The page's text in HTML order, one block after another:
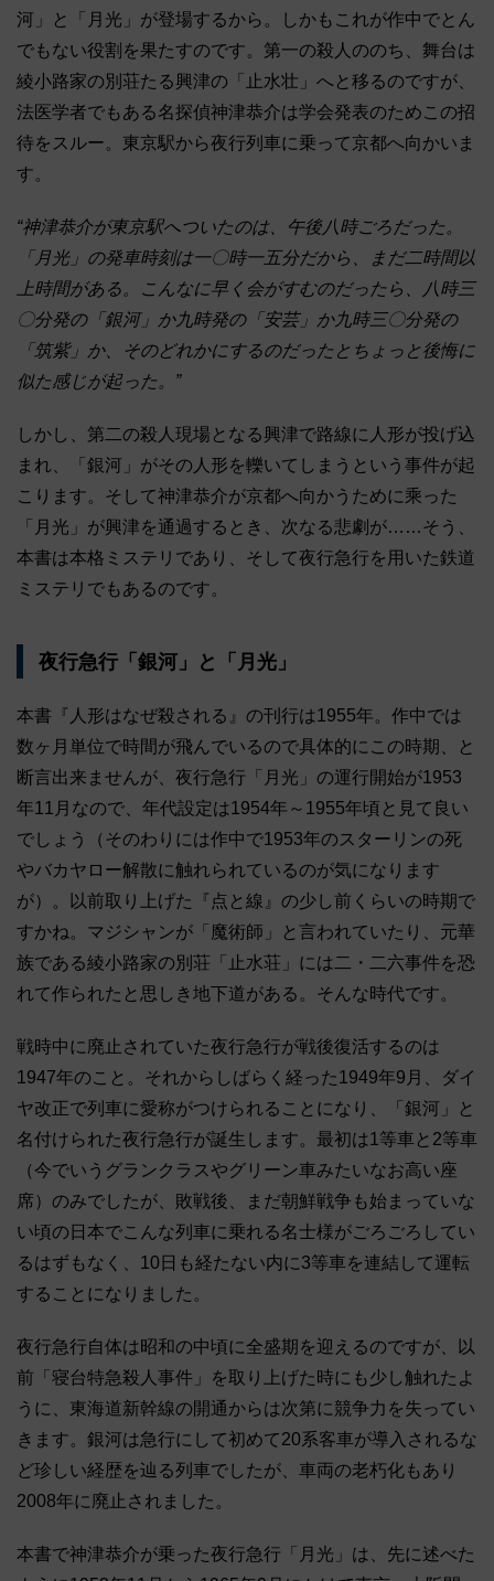
河」と「月光」が登場するから。しかもこれが作中でとん
でもない役割を果たすのです。第一の殺人ののち、舞台は
綾小路家の別荘たる興津の「止水壮」へと移るのですが、
法医学者でもある名探偵神津恭介は学会発表のためこの招
待をスルー。東京駅から夜行列車に乗って京都へ向かいま
す。
“神津恭介が東京駅へついたのは、午後八時ごろだった。
「月光」の発車時刻は一〇時一五分だから、まだ二時間以
上時間がある。こんなに早く会がすむのだったら、八時三
〇分発の「銀河」か九時発の「安芸」か九時三〇分発の
「筑紫」か、そのどれかにするのだったとちょっと後悔に
似た感じが起った。”
しかし、第二の殺人現場となる興津で路線に人形が投げ込
まれ、「銀河」がその人形を轢いてしまうという事件が起
こります。そして神津恭介が京都へ向かうために乘った
「月光」が興津を通過するとき、次なる悲劇が……そう、
本書は本格ミステリであり、そして夜行急行を用いた鉄道
ミステリでもあるのです。
夜行急行「銀河」と「月光」
本書『人形はなぜ殺される』の刊行は1955年。作中では
数ヶ月単位で時間が飛んでいるので具体的にこの時期、と
断言出来ませんが、夜行急行「月光」の運行開始が1953
年11月なので、年代設定は1954年～1955年頃と見て良い
でしょう（そのわりには作中で1953年のスターリンの死
やバカヤロー解散に触れられているのが気になります
が）。以前取り上げた『点と線』の少し前くらいの時期で
すかね。マジシャンが「魔術師」と言われていたり、元華
族である綾小路家の別荘「止水荘」には二・二六事件を恐
れて作られたと思しき地下道がある。そんな時代です。
戦時中に廃止されていた夜行急行が戦後復活するのは
1947年のこと。それからしばらく経った1949年9月、ダイ
ヤ改正で列車に愛称がつけられることになり、「銀河」と
名付けられた夜行急行が誕生します。最初は1等車と2等車
（今でいうグランクラスやグリーン車みたいなお高い座
席）のみでしたが、敗戦後、まだ朝鮮戦争も始まっていな
い頃の日本でこんな列車に乗れる名士様がごろごろしてい
るはずもなく、10日も経たない内に3等車を連結して運転
することになりました。
夜行急行自体は昭和の中頃に全盛期を迎えるのですが、以
前「寝台特急殺人事件」を取り上げた時にも少し触れたよ
うに、東海道新幹線の開通からは次第に競争力を失ってい
きます。銀河は急行にして初めて20系客車が導入されるな
ど珍しい経歴を辿る列車でしたが、車両の老朽化もあり
2008年に廃止されました。
本書で神津恭介が乗った夜行急行「月光」は、先に述べた